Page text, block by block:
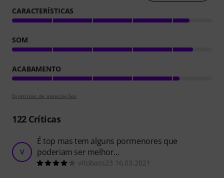
CARACTERÍSTICAS
SOM
ACABAMENTO
Diretrizes de apreciações
122Críticas
V
É top mas tem alguns pormenores que
poderiam ser melhor...
vitobass23 16.03.2021